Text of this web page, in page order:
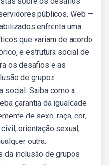
públicos. Web —
enfrenta uma
que variam de acordo
e estrutura social de
os desafios e as
de grupos
social. Saiba como a
garantia da igualdade
de sexo, raça, cor,
orientação sexual,
outra.
inclusão de grupos